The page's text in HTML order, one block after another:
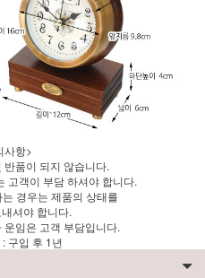
사항>
품이 되지 않습니다.
고객이 부담 하셔야 합니다.
경우는 제품의 상태를
셔야 합니다.
임은 고객 부담입니다.
구입 후 1년